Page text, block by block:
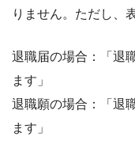
りません。ただし、
退職届の場合：「退
ます」
退職願の場合：「退
ます」